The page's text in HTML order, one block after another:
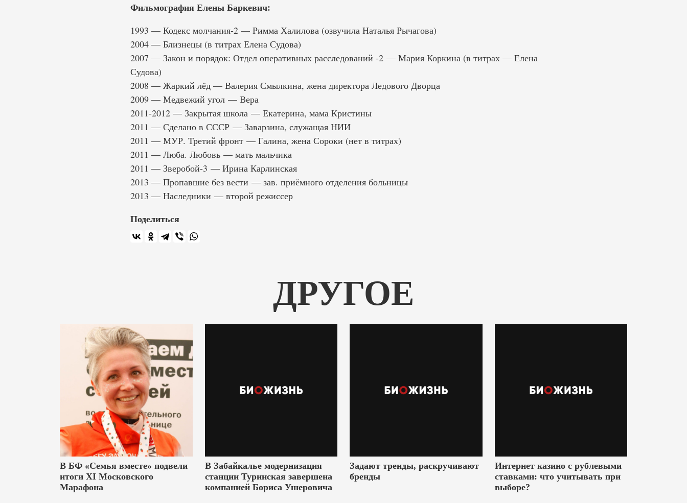
Фильмография Елены Баркевич:
1993 — Кодекс молчания-2 — Римма Халилова (озвучила Наталья Рычагова)
2004 — Близнецы (в титрах Елена Судова)
2007 — Закон и порядок: Отдел оперативных расследований -2 — Мария Коркина (в титрах — Елена
Судова)
2008 — Жаркий лёд — Валерия Смылкина, жена директора Ледового Дворца
2009 — Медвежий угол — Вера
2011-2012 — Закрытая школа — Екатерина, мама Кристины
2011 — Сделано в СССР — Заварзина, служащая НИИ
2011 — МУР. Третий фронт — Галина, жена Сороки (нет в титрах)
2011 — Люба. Любовь — мать мальчика
2011 — Зверобой-3 — Ирина Карлинская
2013 — Пропавшие без вести — зав. приёмного отделения больницы
2013 — Наследники — второй режиссер
Поделиться
ДРУГОЕ
В БФ «Семья вместе» подвели
итоги XI Московского
Марафона
В Забайкалье модернизация
станции Туринская завершена
компанией Бориса Ушеровича
Задают тренды, раскручивают
бренды
Интернет казино с рублевыми
ставками: что учитывать при
выборе?